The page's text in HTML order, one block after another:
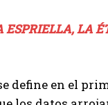
LA
define en el